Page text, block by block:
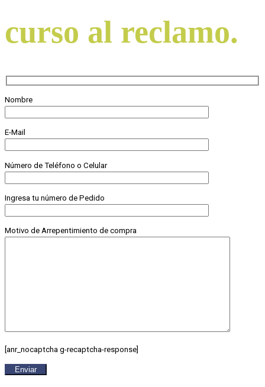
curso al reclamo.
Nombre
E-Mail
Número de Teléfono o Celular
Ingresa tu número de Pedido
Motivo de Arrepentimiento de compra
[anr_nocaptcha g-recaptcha-response]